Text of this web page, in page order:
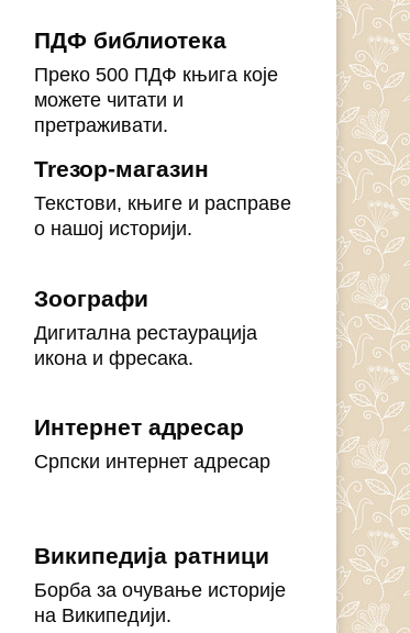
ПДФ библиотека
Преко 500 ПДФ књига које
можете читати и
претраживати.
Treзор-магазин
Текстови, књиге и расправе
о нашој историји.
Зоографи
Дигитална рестаурација
икона и фресака.
Интернет адресар
Српски интернет адресар
Википедија ратници
Борба за очување историје
на Википедији.